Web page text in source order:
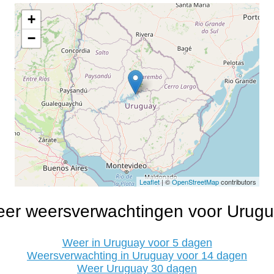
+
−
Leaflet| ©OpenStreetMapcontributors
weersverwachtingen voor
Weer in Uruguay voor 5 dagen
Weersverwachting in Uruguay voor 14 dagen
Weer Uruguay 30 dagen